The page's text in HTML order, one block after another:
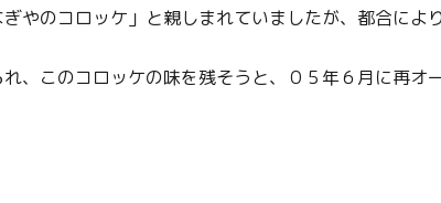
やのコロッケ」と親しまれていましたが、都合によ
、このコロッケの味を残そうと、０５年６月に再オ